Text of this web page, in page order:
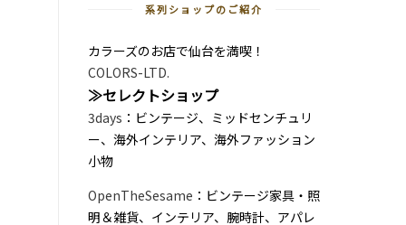
系列ショップのご紹介
カラーズのお店で仙台を満喫！
COLORS-LTD.
≫セレクトショップ
3days ：ビンテージ、ミッドセンチュリ
ー、海外インテリア、海外ファッション
小物
OpenTheSesame ：ビンテージ家具・照
明＆雑貨、インテリア、腕時計、アパレ